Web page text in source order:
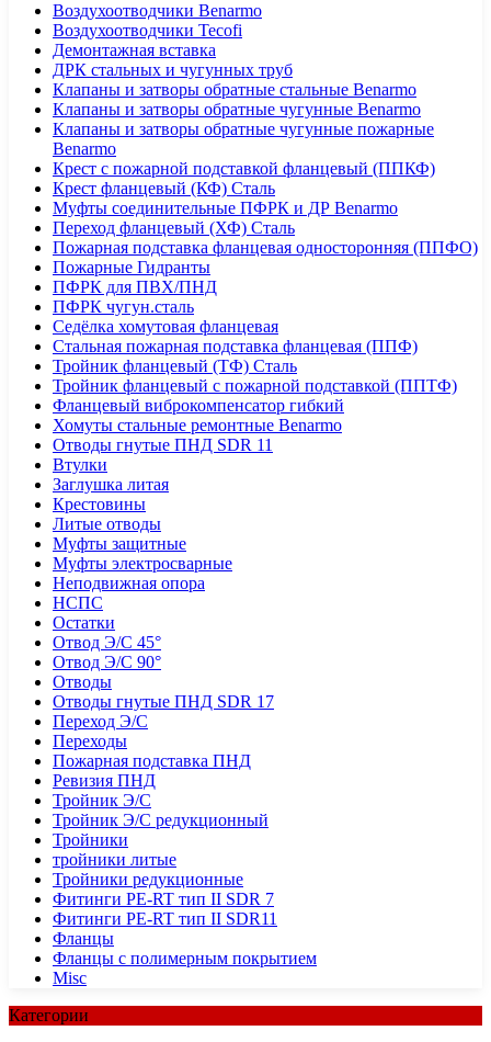
Воздухоотводчики Benarmo
Воздухоотводчики Tecofi
Демонтажная вставка
ДРК стальных и чугунных труб
Клапаны и затворы обратные стальные Benarmo
Клапаны и затворы обратные чугунные Benarmo
Клапаны и затворы обратные чугунные пожарные
Benarmo
Крест с пожарной подставкой фланцевый (ППКФ)
Крест фланцевый (КФ) Сталь
Муфты соединительные ПФРК и ДР Benarmo
Переход фланцевый (ХФ) Сталь
Пожарная подставка фланцевая односторонняя (ППФО)
Пожарные Гидранты
ПФРК для ПВХ/ПНД
ПФРК чугун.сталь
Седёлка хомутовая фланцевая
Стальная пожарная подставка фланцевая (ППФ)
Тройник фланцевый (ТФ) Сталь
Тройник фланцевый с пожарной подставкой (ППТФ)
Фланцевый виброкомпенсатор гибкий
Хомуты стальные ремонтные Benarmo
Отводы гнутые ПНД SDR 11
Втулки
Заглушка литая
Крестовины
Литые отводы
Муфты защитные
Муфты электросварные
Неподвижная опора
НСПС
Остатки
Отвод Э/С 45°
Отвод Э/С 90°
Отводы
Отводы гнутые ПНД SDR 17
Переход Э/С
Переходы
Пожарная подставка ПНД
Ревизия ПНД
Тройник Э/С
Тройник Э/С редукционный
Тройники
тройники литые
Тройники редукционные
Фитинги PE-RT тип II SDR 7
Фитинги PE-RT тип II SDR11
Фланцы
Фланцы с полимерным покрытием
Misc
Категории